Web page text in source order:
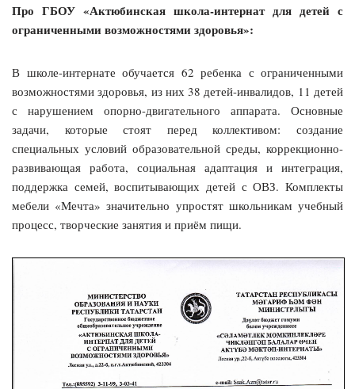
Про ГБОУ «Актюбинская школа-интернат для детей с
ограниченными возможностями здоровья»:
В школе-интернате обучается 62 ребенка с ограниченными
возможностями здоровья, из них 38 детей-инвалидов, 11 детей
с нарушением опорно-двигательного аппарата. Основные
задачи, которые стоят перед коллективом: создание
специальных условий образовательной среды, коррекционно-
развивающая работа, социальная адаптация и интеграция,
поддержка семей, воспитывающих детей с ОВЗ. Комплекты
мебели «Мечта» значительно упростят школьникам учебный
процесс, творческие занятия и приём пищи.